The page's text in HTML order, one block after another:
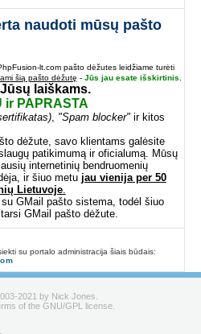
naudoti mūsų pašto
lt.com pašto dėžutes leidžiame turėti
šią pašto dėžutę - Jūs jau esate išskirtinis
Jūsų laiškams.
ir PAPRASTA
, "Spam blocker"ir kitos
dėžute, savo klientams galėsite
patikimumą ir oficialumą. Mūsų
internetinių bendruomenių
ir šiuo metu jau vienija per 50
Lietuvoje.
GMail pašto sistema, todėl šiuo
GMail pašto dėžute.
su portalo administracija šiais būdais:
2021 by Nick Jones.
of the GNU/GPL license.